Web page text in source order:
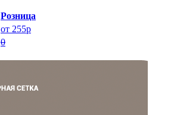
Розница
от 255р
0